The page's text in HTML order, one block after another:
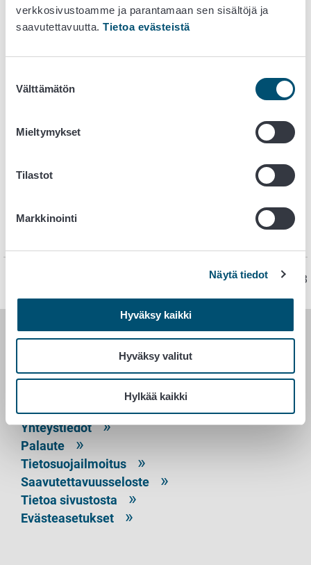
verkkosivustoamme ja parantamaan sen sisältöjä ja
saavutettavuutta. Tietoa evästeistä
valinta
Välttämätön
Mieltymykset
Tilastot
Markkinointi
Näytä tiedot
Hyväksy kaikki
Hyväksy valitut
Hylkää kaikki
Euroopan parlamentin ja neuvoston direktiivi
1999/3/EYionisoivalla säteilyllä käsiteltyjä
yhteisön luettelon vahvistamisesta
elintarvikkeita
ionisoivalla säteilyllä käsittelevien, kolmansissa
vahvistamisesta
Luettelo niistä elintarvikkeista ja elintarvikkeiden
jäsenvaltiot sallivat (Julkaistaan Euroopan Unionin
Sivu on viimeksi päivitetty 5.9.2023
PL 100
00027 RUOKAVIRASTO
Yhteystiedot
Palaute
Tietosuojailmoitus
Saavutettavuusseloste
Tietoa sivustosta
Evästeasetukset